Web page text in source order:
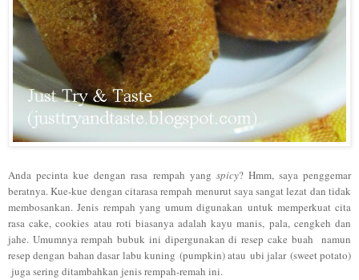
Anda pecinta kue dengan rasa rempah yang spicy? Hmm, saya penggemar
beratnya. Kue-kue dengan citarasa rempah menurut saya sangat lezat dan tidak
membosankan. Jenis rempah yang umum digunakan untuk memperkuat cita
rasa cake, cookies atau roti biasanya adalah kayu manis, pala, cengkeh dan
jahe. Umumnya rempah bubuk ini dipergunakan di resep cake buah namun
resep dengan bahan dasar labu kuning (pumpkin) atau ubi jalar (sweet potato)
juga sering ditambahkan jenis rempah-remah ini.